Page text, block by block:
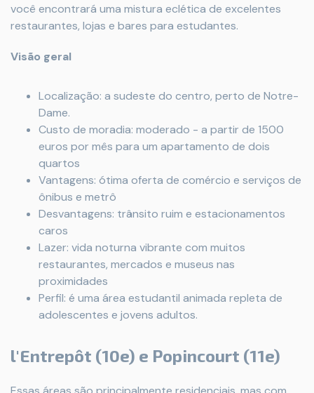
você encontrará uma mistura eclética de excelentes
restaurantes, lojas e bares para estudantes.
Visão geral
Localização: a sudeste do centro, perto de Notre-
Dame.
Custo de moradia: moderado - a partir de 1500
euros por mês para um apartamento de dois
quartos
Vantagens: ótima oferta de comércio e serviços de
ônibus e metrô
Desvantagens: trânsito ruim e estacionamentos
caros
Lazer: vida noturna vibrante com muitos
restaurantes, mercados e museus nas
proximidades
Perfil: é uma área estudantil animada repleta de
adolescentes e jovens adultos.
l'Entrepôt (10e) e Popincourt (11e)